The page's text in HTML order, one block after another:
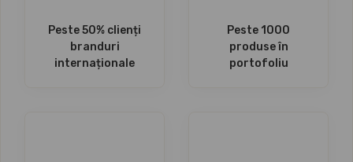
Peste 50% clienți
branduri
internaționale
Peste 1000
produse în
portofoliu